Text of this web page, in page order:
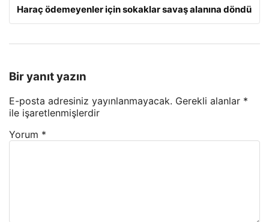
Haraç ödemeyenler için sokaklar savaş alanına döndü
Bir yanıt yazın
E-posta adresiniz yayınlanmayacak. Gerekli alanlar *
ile işaretlenmişlerdir
Yorum *